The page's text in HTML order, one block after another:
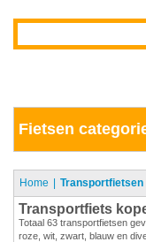
Fietsen
Home Transportfietsen
Transportfiets
Totaal 63 transportfietsen
roze, wit, zwart, blauw en